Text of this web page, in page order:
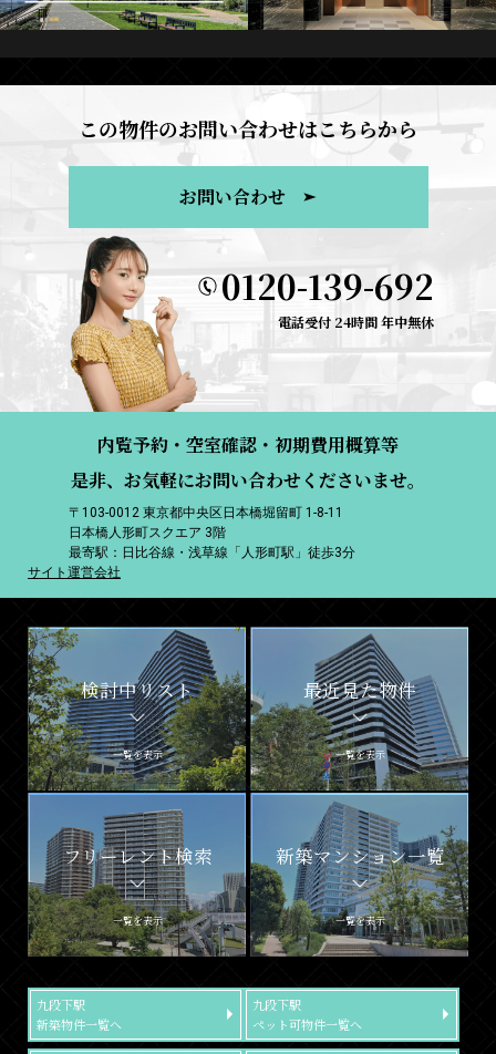
この物件のお問い合わせはこちらから
お問い合わせ
0120-139-692
電話受付 24時間 年中無休
内覧予約・空室確認・初期費用概算等
是非、お気軽にお問い合わせくださいませ。
〒103-0012 東京都中央区日本橋堀留町 1-8-11
日本橋人形町スクエア 3階
最寄駅：日比谷線・浅草線「人形町駅」徒歩3分
サイト運営会社
検討中リスト
一覧を表示
最近見た物件
一覧を表示
フリーレント検索
一覧を表示
新築マンション一覧
一覧を表示
九段下駅
新築物件一覧へ
九段下駅
ペット可物件一覧へ